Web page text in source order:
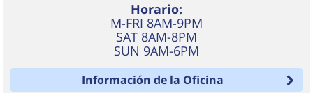
Horario:
M-FRI 8AM-9PM
SAT 8AM-8PM
SUN 9AM-6PM
Información de la Oficina